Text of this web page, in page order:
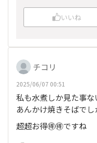
いいね
チコリ
2025/06/07 00:51
私も水煮しか見た事な
あんかけ焼きそばで
超超お得🉐🉐ですね